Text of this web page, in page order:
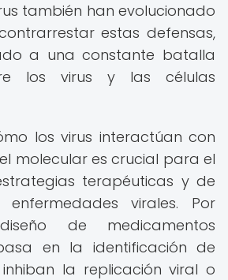
también han evolucionado
estas defensas,
a una constante batalla
los virus y las células
los virus interactúan con
molecular es crucial para el
terapéuticas y de
virales. Por
de medicamentos
en la identificación de
la replicación viral o